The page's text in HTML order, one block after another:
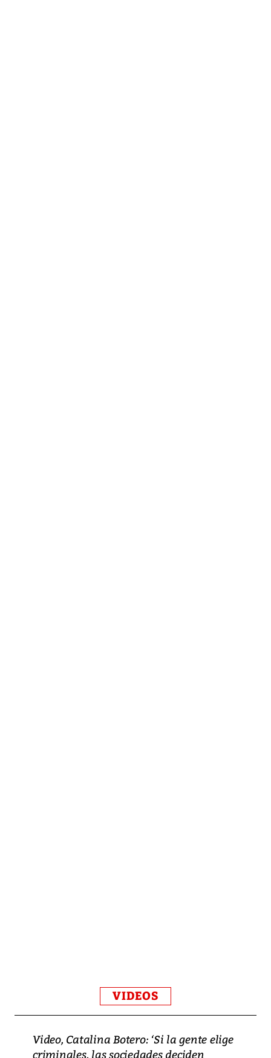
VIDEOS
Video, Catalina Botero: ‘Si la gente elige
criminales, las sociedades deciden